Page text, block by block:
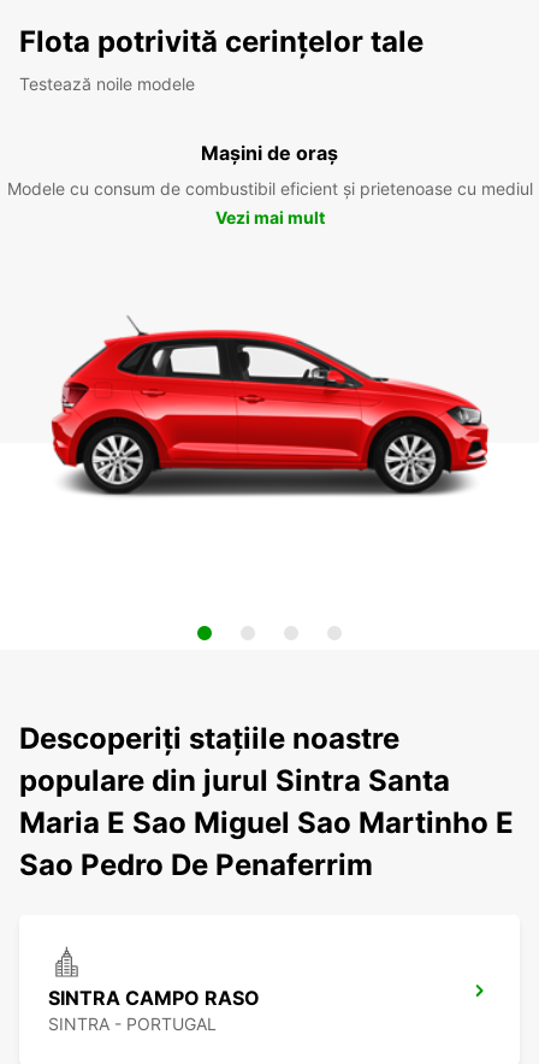
Flota potrivită cerințelor tale
Testează noile modele
Mașini de oraș
Modele cu consum de combustibil eficient și prietenoase cu mediul
Vezi mai mult
Descoperiți stațiile noastre
populare din jurul Sintra Santa
Maria E Sao Miguel Sao Martinho E
Sao Pedro De Penaferrim
SINTRA CAMPO RASO
SINTRA - PORTUGAL